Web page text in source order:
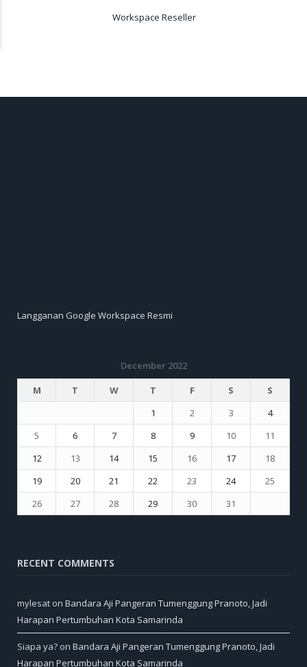
Workspace Reseller
Langganan Google Workspace Resmi
December 2022
M
T W T F S
S
1
2 3
4
5
6 7 8 9 10
11
12
13 14 15 16 17
18
19
20 21 22 23 24
25
26
27 28 29 30
31
RECENT COMMENTS
mylesat on Bandara Aji Pangeran Tumenggung Pranoto, Jadi
Harapan Pertumbuhan Kota Samarinda
Siapa ya? on Bandara Aji Pangeran Tumenggung Pranoto, Jadi
Harapan Pertumbuhan Kota Samarinda